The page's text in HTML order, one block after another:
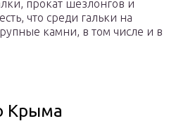
прокат шезлонгов и
что среди гальки на
камни, в том числе и в
Крыма